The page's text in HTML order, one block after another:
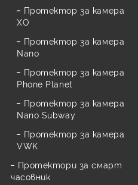
Протектор за камера
XO
Протектор за камера
Nano
Протектор за камера
Phone Planet
Протектор за камера
Nano Subway
Протектор за камера
VWK
Протектори за смарт
часовник